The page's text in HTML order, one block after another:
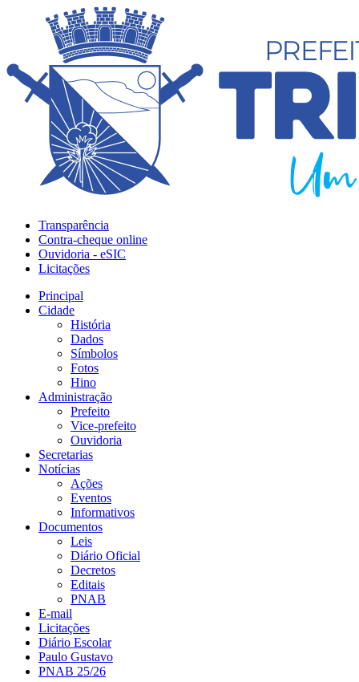
Transparência
Contra-cheque online
Ouvidoria - eSIC
Licitações
Principal
Cidade
História
Dados
Símbolos
Fotos
Hino
Administração
Prefeito
Vice-prefeito
Ouvidoria
Secretarias
Notícias
Ações
Eventos
Informativos
Documentos
Leis
Diário Oficial
Decretos
Editais
PNAB
E-mail
Licitações
Diário Escolar
Paulo Gustavo
PNAB 25/26